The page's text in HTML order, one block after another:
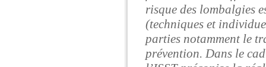
risque des lombalgies
(techniques et
parties notamment le
prévention. Dans le